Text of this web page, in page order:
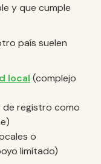
y que cumple
país suelen
local (complejo
de registro como
o
limitado)